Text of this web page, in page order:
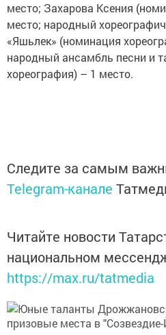
место; Захарова Ксения
место; народный
«Яшьлек» (номинация
народный ансамбль песни и
хореография) – 1 место.
Следите за самым
Telegram-канале
Читайте новости
национальном
https://max.ru/tatmedia